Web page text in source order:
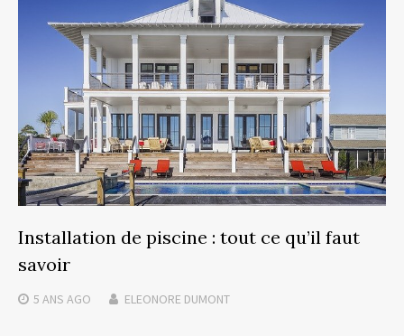
Installation de piscine : tout ce qu’il faut
savoir
5 ANS AGO ELEONORE DUMONT